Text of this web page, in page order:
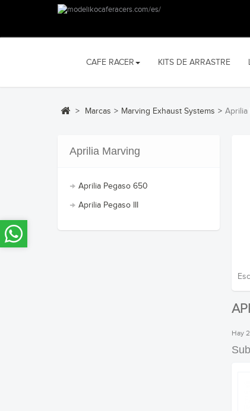
CAFE RACER KITS DE ARRASTRE
> Marcas > Marving Exhaust Systems > Aprilia
Aprilia Marving
Aprilia Pegaso 650
Aprilia Pegaso III
Hay